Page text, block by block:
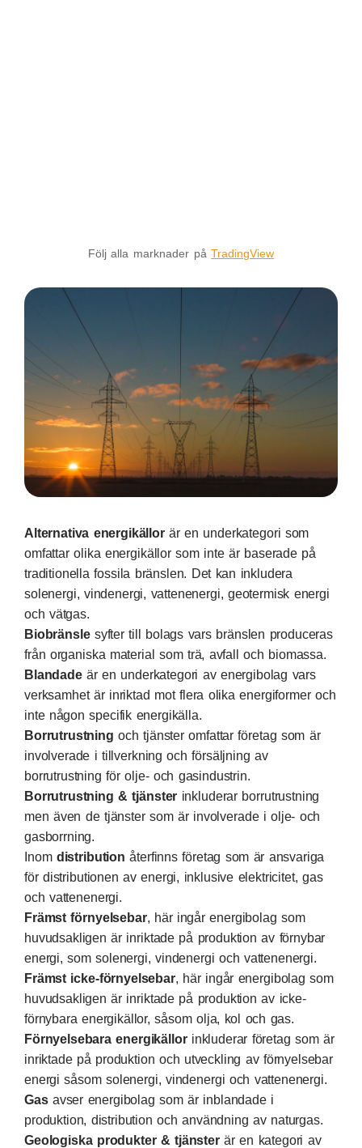
Följ alla marknader påTradingView
Alternativa energikällorär en underkategori som
omfattar olika energikällor som inte är baserade på
traditionella fossila bränslen. Det kan inkludera
solenergi, vindenergi, vattenenergi, geotermisk energi
och vätgas.
Biobränsle syfter till bolags vars bränslen produceras
från organiska material som trä, avfall och biomassa.
Blandadeär en underkategori av energibolag vars
verksamhet är inriktad mot flera olika energiformer och
inte någon specifik energikälla.
Borrutrustning och tjänster omfattar företag som är
involverade i tillverkning och försäljning av
borrutrustning för olje- och gasindustrin.
Borrutrustning & tjänster inkluderar borrutrustning
men även de tjänster som är involverade i olje- och
gasborrning.
Inom distributionåterfinns företag som är ansvariga
för distributionen av energi, inklusive elektricitet, gas
och vattenenergi.
Främst förnyelsebar, här ingår energibolag som
huvudsakligen är inriktade på produktion av förnybar
energi, som solenergi, vindenergi och vattenenergi.
Främst icke-förnyelsebar, här ingår energibolag som
huvudsakligen är inriktade på produktion av icke-
förnybara energikällor, såsom olja, kol och gas.
Förnyelsebara energikällorinkluderar företag som är
inriktade på produktion och utveckling av förnyelsebar
energi såsom solenergi, vindenergi och vattenenergi.
Gas avser energibolag som är inblandade i
produktion, distribution och användning av naturgas.
Geologiska produkter & tjänsterär en kategori av